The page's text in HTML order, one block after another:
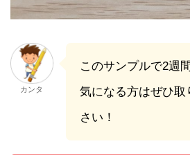
カンタ
このサンプルで2週
気になる方はぜひ
さい！